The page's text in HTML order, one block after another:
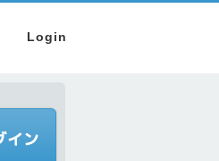
Login